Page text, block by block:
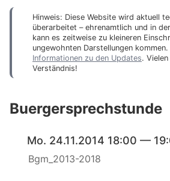
Hinweis: Diese Website wird aktuell
überarbeitet – ehrenamtlich und in
kann es zeitweise zu kleineren
ungewohnten Darstellungen kommen.
Informationen zu den Updates.
Verständnis!
Buergersprechstunde
Mo. 24.11.2014 18:00 —
Bgm_2013-2018